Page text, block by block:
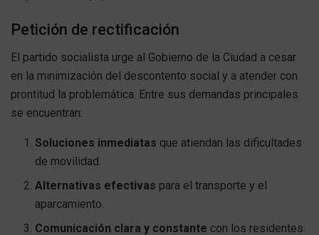
Petición de rectificación
El partido socialista urge al Gobierno de la Ciudad a cesar
en la minimización del descontento social y a atender con
prontitud la problemática. Entre sus demandas principales
se encuentran:
Soluciones inmediatas que atiendan las dificultades
de movilidad.
Alternativas efectivas para el transporte y el
aparcamiento.
Comunicación clara y constante con los residentes